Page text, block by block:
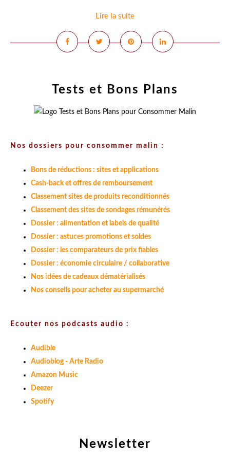
Lire la suite
Newsletter
Tests et Bons Plans
Nos dossiers pour consommer malin :
Bons de réductions : sites et applications
Cash-back et offres de remboursement
Classement sites de produits reconditionnés
Classement des sites de sondages rémunérés
Dossier : alimentation et labels de qualité
Dossier : astuces promotions et soldes
Dossier : les comparateurs de prix fiables
Dossier : économie circulaire / collaborative
Nos idées de cadeaux dématérialisés
Nos conseils pour acheter au supermarché
Ecouter nos podcasts audio :
Audible
Audioblog - Arte Radio
Amazon Music
Deezer
Spotify